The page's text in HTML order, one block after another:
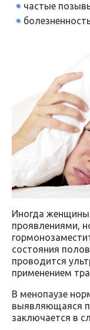
частые
Иногда
проявлениями,
состояния
проводится
применением
В менопаузе
выявляющаяся
заключается в